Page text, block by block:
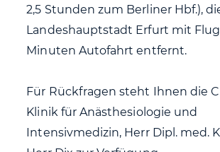
2,5 Stunden zum Berliner Hbf.),
Landeshauptstadt Erfurt mit
Minuten Autofahrt entfernt.
Für Rückfragen steht Ihnen die
Klinik für Anästhesiologie und
Intensivmedizin, Herr Dipl. med.